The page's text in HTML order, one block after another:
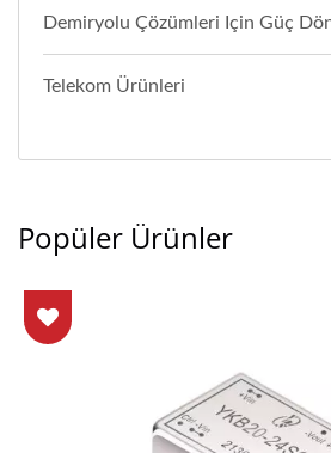
Demiryolu Çözümleri Için Güç
Telekom Ürünleri
Popüler Ürünler